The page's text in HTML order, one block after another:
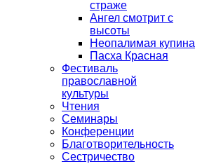
страже
Ангел смотрит с
высоты
Неопалимая купина
Пасха Красная
Фестиваль
православной
культуры
Чтения
Семинары
Конференции
Благотворительность
Сестричество